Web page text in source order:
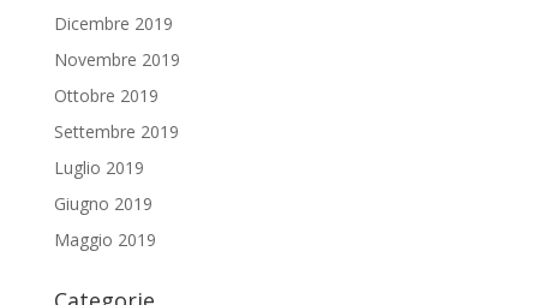
Dicembre 2019
Novembre 2019
Ottobre 2019
Settembre 2019
Luglio 2019
Giugno 2019
Maggio 2019